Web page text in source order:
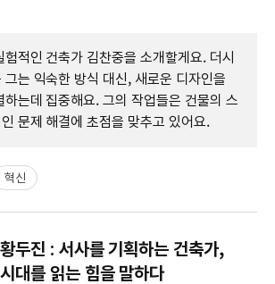
적인 건축가 김찬중을 소개할게요. 더시
그는 익숙한 방식 대신, 새로운 디자인을
하는데 집중해요. 그의 작업들은 건물의 스
문제 해결에 초점을 맞추고 있어요.
혁신
황두진 : 서사를 기획하는 건축가,
시대를 읽는 힘을 말하다